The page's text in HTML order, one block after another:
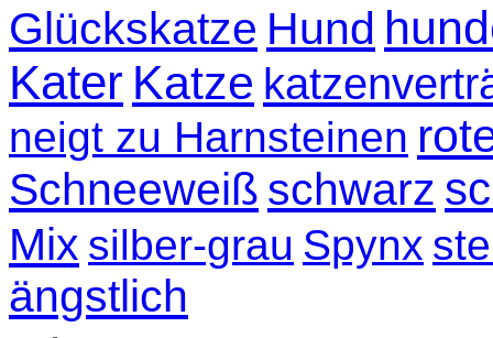
Glückskatze Hund
Kater Katze
neigt zu Harnsteinen
Schneeweiß schwarz
Mix silber-grau Spynx
ängstlich